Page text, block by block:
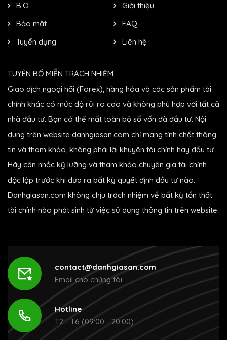
B.O
Giới thiệu
Bảo mật
FAQ
Tuyển dụng
Liên hệ
TUYÊN BỐ MIỄN TRÁCH NHIỆM
Giao dịch ngoại hối (Forex), hàng hóa và các sản phẩm tài
chính khác có mức độ rủi ro cao và không phù hợp với tất cả
nhà đầu tư. Bạn có thể mất toàn bộ số vốn đã đầu tư. Nội
dung trên website danhgiasan.com chỉ mang tính chất thông
tin và tham khảo, không phải lời khuyên tài chính hay đầu tư.
Hãy cân nhắc kỹ lưỡng và tham khảo chuyên gia tài chính
độc lập trước khi đưa ra bất kỳ quyết định đầu tư nào.
Danhgiasan.com không chịu trách nhiệm về bất kỳ tổn thất
tài chính nào phát sinh từ việc sử dụng thông tin trên website.
contact@danhgiasan.com
Email cho chúng tôi
Hotline
T2 - T6 (09:00 - 20:00)